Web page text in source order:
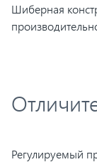
Шиберная
Регулируемый